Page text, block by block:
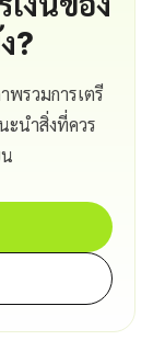
?
รวมการเตรี
ะนำสิ่งที่ควร